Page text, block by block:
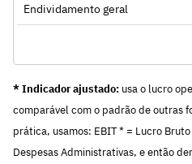
Endividamento geral
* Indicador ajustado: usa o lucro
comparável com o padrão de outras
prática, usamos: EBIT * = Lucro
Despesas Administrativas, e então